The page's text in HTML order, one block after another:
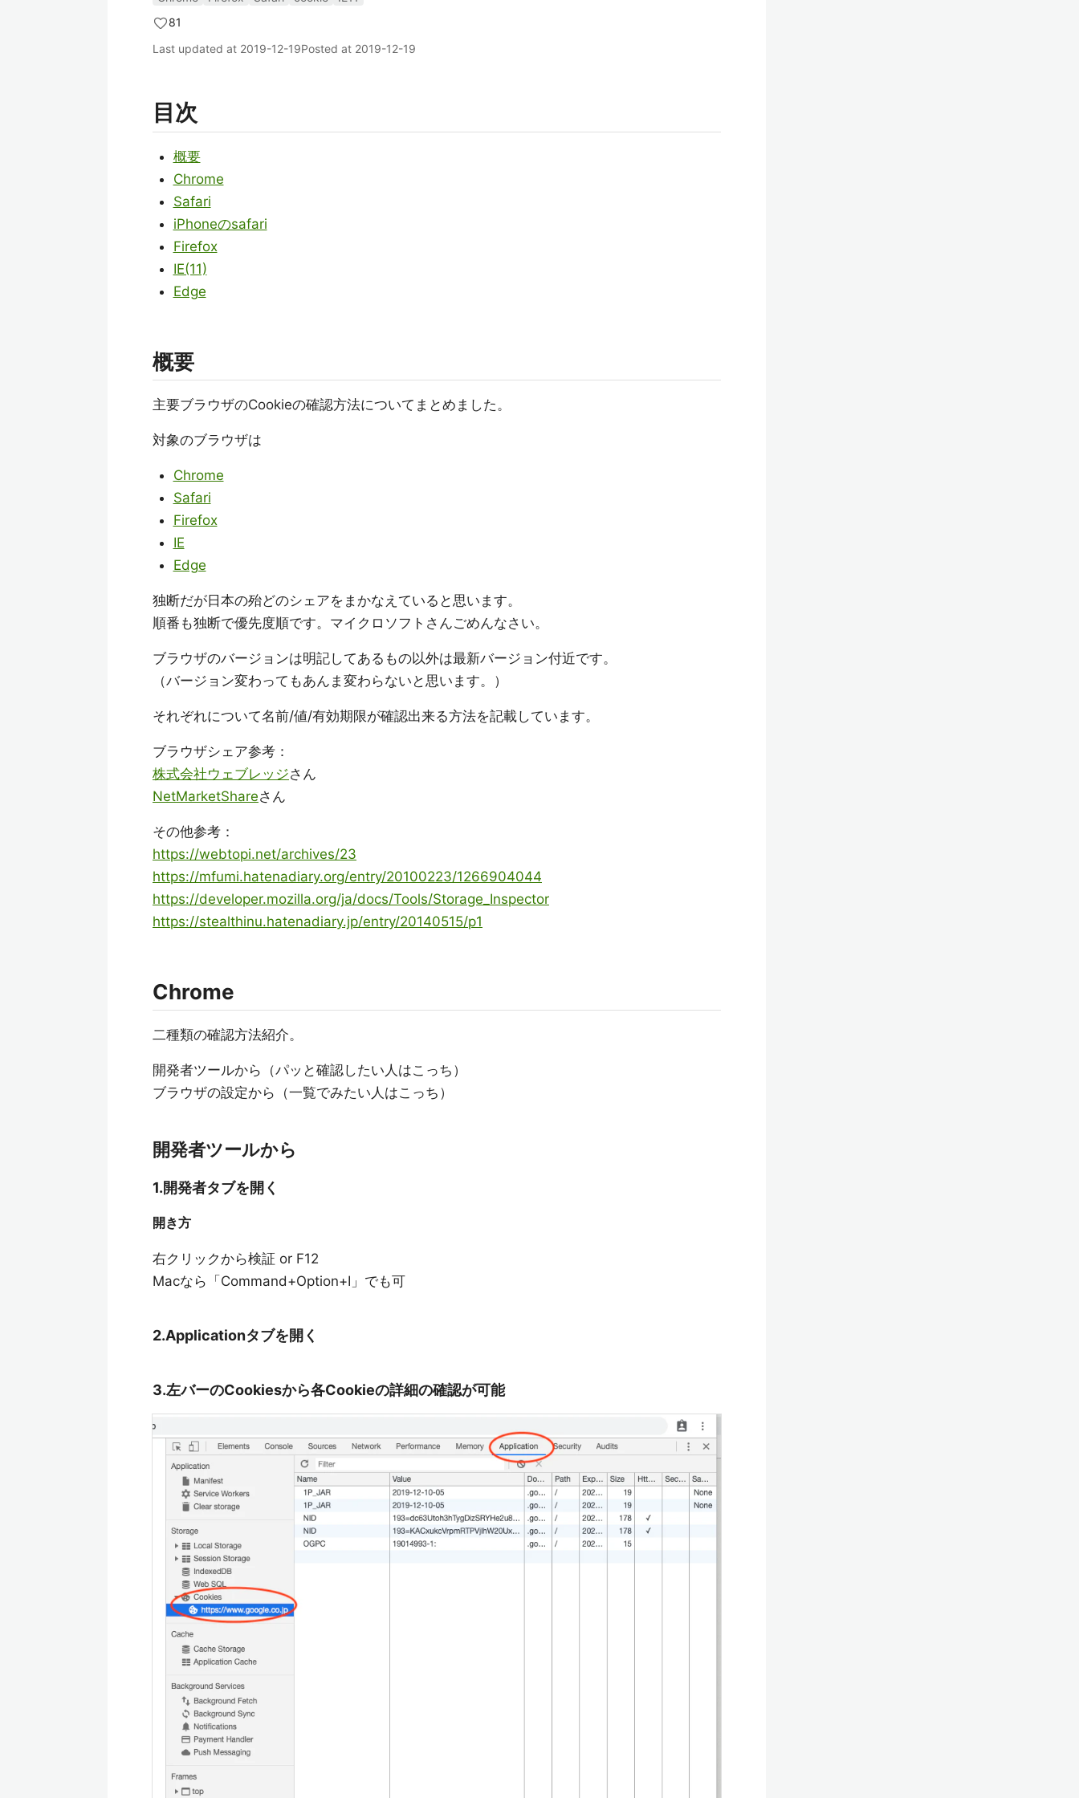
81
Last updated at 2019-12-19Posted at 2019-12-19
目次
概要
Chrome
Safari
iPhoneのsafari
Firefox
IE(11)
Edge
概要
主要ブラウザのCookieの確認方法についてまとめました。
対象のブラウザは
Chrome
Safari
Firefox
IE
Edge
独断だが日本の殆どのシェアをまかなえていると思います。
順番も独断で優先度順です。マイクロソフトさんごめんなさい。
ブラウザのバージョンは明記してあるもの以外は最新バージョン付近です。
（バージョン変わってもあんま変わらないと思います。）
それぞれについて名前/値/有効期限が確認出来る方法を記載しています。
ブラウザシェア参考：
株式会社ウェブレッジさん
NetMarketShareさん
その他参考：
https://webtopi.net/archives/23
https://mfumi.hatenadiary.org/entry/20100223/1266904044
https://developer.mozilla.org/ja/docs/Tools/Storage_Inspector
https://stealthinu.hatenadiary.jp/entry/20140515/p1
Chrome
二種類の確認方法紹介。
開発者ツールから（パッと確認したい人はこっち）
ブラウザの設定から（一覧でみたい人はこっち）
開発者ツールから
1.開発者タブを開く
開き方
右クリックから検証 or F12
Macなら「Command+Option+I」でも可
2.Applicationタブを開く
3.左バーのCookiesから各Cookieの詳細の確認が可能